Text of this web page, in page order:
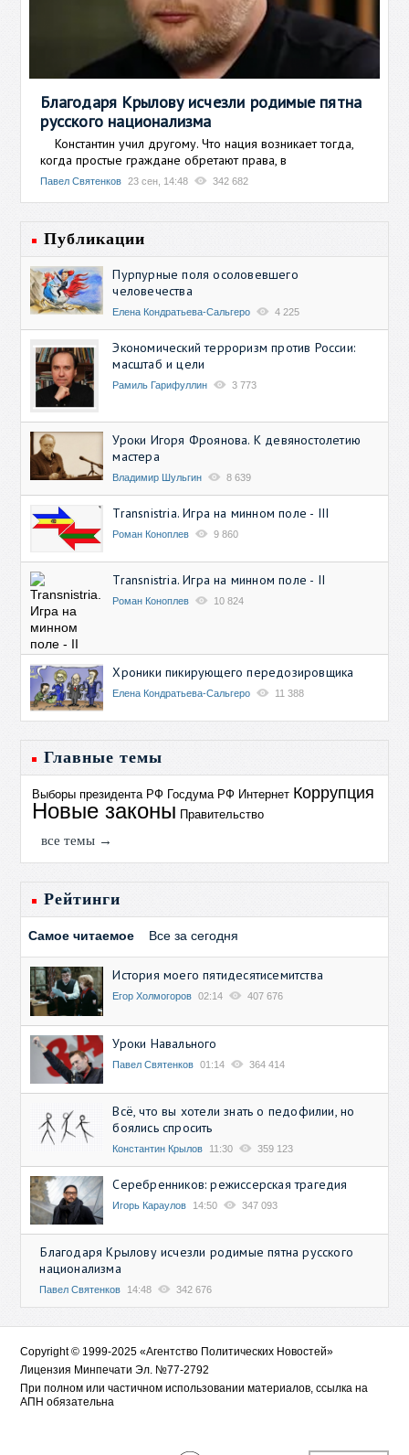
Благодаря Крылову исчезли родимые пятна
русского национализма
Константин учил другому. Что нация возникает тогда,
когда простые граждане обретают права, в
Павел Святенков 23 сен, 14:48 342 682
Публикации
Пурпурные поля осоловевшего
человечества
Елена Кондратьева-Сальгеро 4 225
Экономический терроризм против России:
масштаб и цели
Рамиль Гарифуллин 3 773
Уроки Игоря Фроянова. К девяностолетию
мастера
Владимир Шульгин 8 639
Transnistria. Игра на минном поле - III
Роман Коноплев 9 860
Transnistria. Игра на минном поле - II
Роман Коноплев 10 824
Хроники пикирующего передозировщика
Елена Кондратьева-Сальгеро 11 388
Главные темы
Выборы президента РФ Госдума РФ Интернет Коррупция
Новые законы Правительство
все темы →
Рейтинги
Самое читаемое Все за сегодня
История моего пятидесятисемитства
Егор Холмогоров 02:14 407 676
Уроки Навального
Павел Святенков 01:14 364 414
Всё, что вы хотели знать о педофилии, но
боялись спросить
Константин Крылов 11:30 359 123
Серебренников: режиссерская трагедия
Игорь Караулов 14:50 347 093
Благодаря Крылову исчезли родимые пятна русского
национализма
Павел Святенков 14:48 342 676
Copyright © 1999-2025 «Агентство Политических Новостей»
Лицензия Минпечати Эл. №77-2792
При полном или частичном использовании материалов, ссылка на
АПН обязательна